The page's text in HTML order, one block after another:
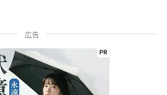
広告